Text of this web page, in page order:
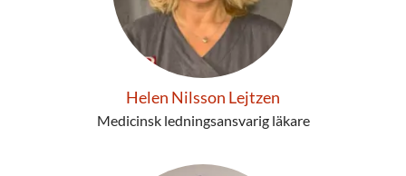
Helen Nilsson Lejtzen
Medicinsk ledningsansvarig läkare